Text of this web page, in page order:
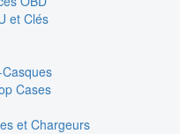
et Clés
Cases
et Chargeurs